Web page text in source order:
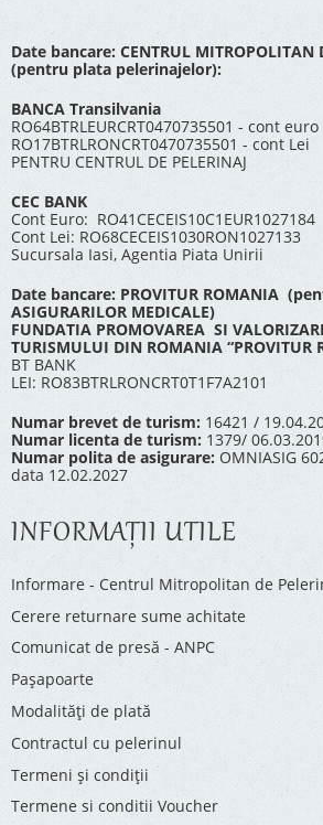
Date bancare: CENTRUL MITROPOLITAN
(pentru plata pelerinajelor):
BANCA Transilvania
RO64BTRLEURCRT0470735501 - cont euro
RO17BTRLRONCRT0470735501 - cont Lei
PENTRU CENTRUL DE PELERINAJ
CEC BANK
Cont Euro: RO41CECEIS10C1EUR1027184
Cont Lei: RO68CECEIS1030RON1027133
Sucursala Iasi, Agentia Piata Unirii
Date bancare: PROVITUR ROMANIA
ASIGURARILOR MEDICALE)
FUNDATIA PROMOVAREA SI
TURISMULUI DIN ROMANIA “PROVITUR
BT BANK
LEI: RO83BTRLRONCRT0T1F7A2101
Numar brevet de turism: 16421 /
Numar licenta de turism: 1379/
Numar polita de asigurare: OMNIASIG
data 12.02.2027
INFORMAŢII UTILE
Informare - Centrul Mitropolitan de
Cerere returnare sume achitate
Comunicat de presă - ANPC
Pașapoarte
Modalități de plată
Contractul cu pelerinul
Termeni și condiții
Termene si conditii Voucher